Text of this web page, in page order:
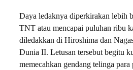
Daya ledaknya diperkirakan lebih
TNT atau mencapai puluhan ribu
diledakkan di Hiroshima dan
Dunia II. Letusan tersebut begitu
memecahkan gendang telinga para